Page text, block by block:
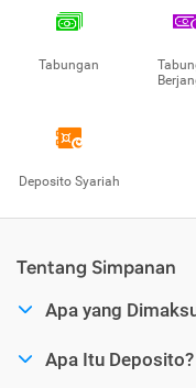
Tabungan
Deposito Syariah
Tentang Simpanan
Apa yang
Apa Itu Deposito?